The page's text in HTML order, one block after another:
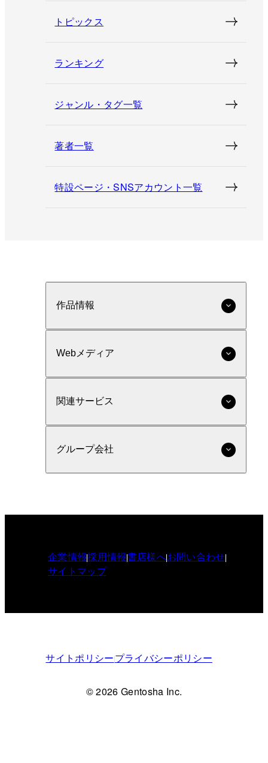
トピックス
ランキング
ジャンル・タグ一覧
著者一覧
特設ページ・SNSアカウント一覧
作品情報
Webメディア
関連サービス
グループ会社
企業情報採用情報書店様へお問い合わせ
サイトマップ
サイトポリシープライバシーポリシー
© 2026 Gentosha Inc.